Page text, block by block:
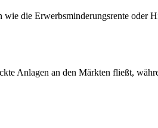
die Erwerbsminderungsrente
Anlagen an den Märkten fließt,